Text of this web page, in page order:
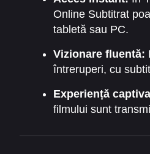
Online Subtitrat
tabletă sau PC.
Vizionare fluentă:
întreruperi, cu
Experiență
filmului sunt